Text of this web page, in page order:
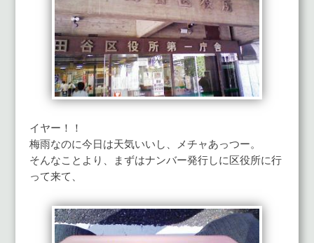
イヤー！！
梅雨なのに今日は天気いいし、メチャあっつー。
そんなことより、まずはナンバー発行しに区役所に行
って来て、